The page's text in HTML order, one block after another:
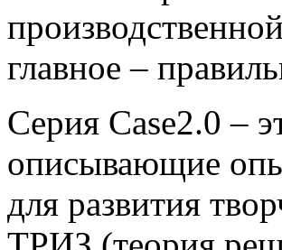
главное –
Серия Case2.0 –
описывающие
для развития